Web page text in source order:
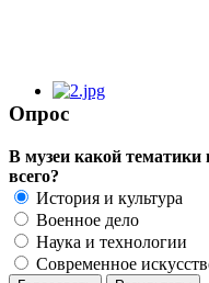
Опрос
В музеи какой тематики
всего?
История и культура
Военное дело
Наука и технологии
Современное